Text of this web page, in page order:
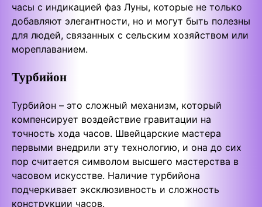
часы с индикацией фаз Луны, которые не только
добавляют элегантности, но и могут быть полезны
для людей, связанных с сельским хозяйством или
мореплаванием.
Турбийон
Турбийон – это сложный механизм, который
компенсирует воздействие гравитации на
точность хода часов. Швейцарские мастера
первыми внедрили эту технологию, и она до сих
пор считается символом высшего мастерства в
часовом искусстве. Наличие турбийона
подчеркивает эксклюзивность и сложность
конструкции часов.